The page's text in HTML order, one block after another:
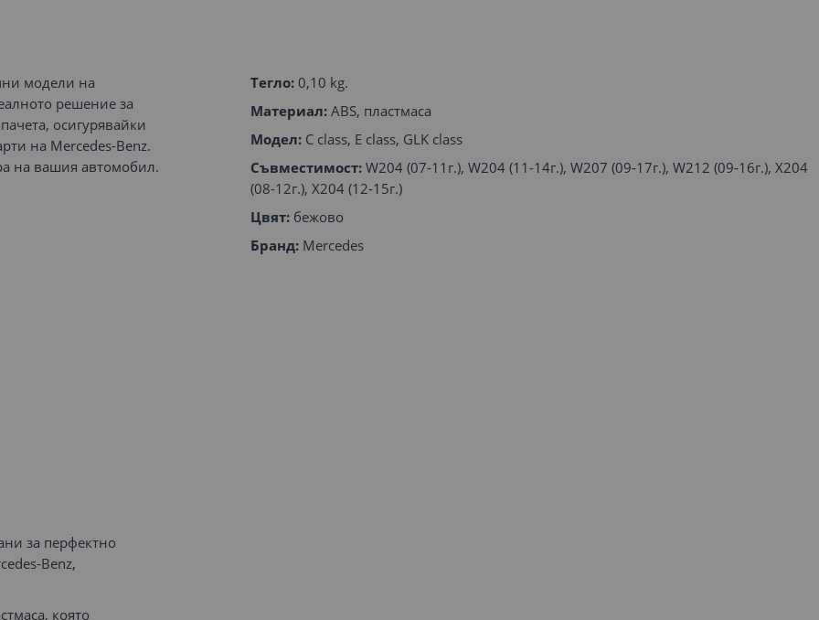
модели на
решение за
осигурявайки
на Mercedes-Benz.
на вашия автомобил.
за перфектно
Benz,
която
Тегло: 0,10 kg.
Материал: ABS, пластмаса
Модел: C class, E class, GLK class
Съвместимост: W204 (07-11г.), W204 (11-14г.), W207 (09-17г.), W212 (09-16г.), X204
(08-12г.), X204 (12-15г.)
Цвят: бежово
Бранд: Mercedes